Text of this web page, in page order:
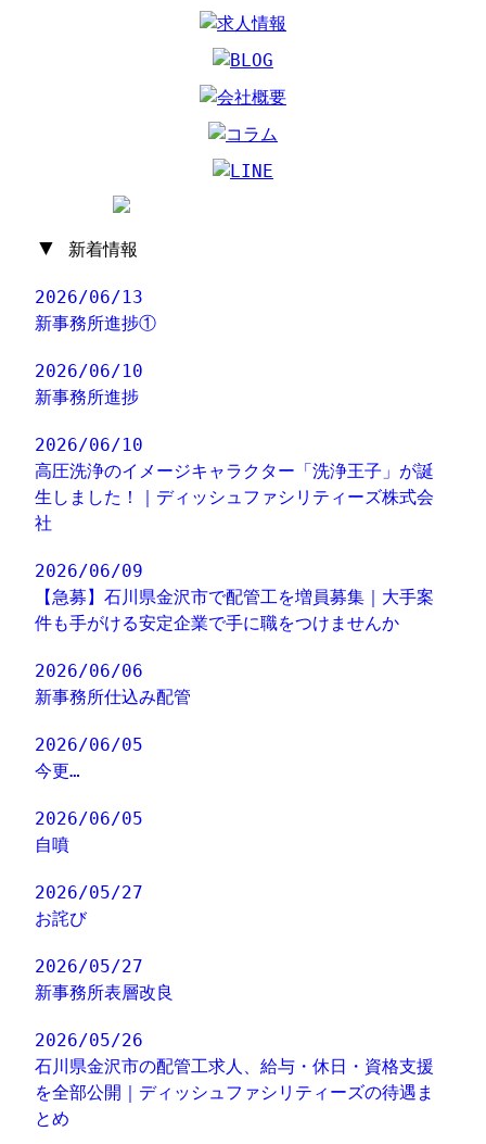
▼ 新着情報
2026/06/13
新事務所進捗①
2026/06/10
新事務所進捗
2026/06/10
高圧洗浄のイメージキャラクター「洗浄王子」が誕
生しました！｜ディッシュファシリティーズ株式会
社
2026/06/09
【急募】石川県金沢市で配管工を増員募集｜大手案
件も手がける安定企業で手に職をつけませんか
2026/06/06
新事務所仕込み配管
2026/06/05
今更…
2026/06/05
自噴
2026/05/27
お詫び
2026/05/27
新事務所表層改良
2026/05/26
石川県金沢市の配管工求人、給与・休日・資格支援
を全部公開｜ディッシュファシリティーズの待遇ま
とめ